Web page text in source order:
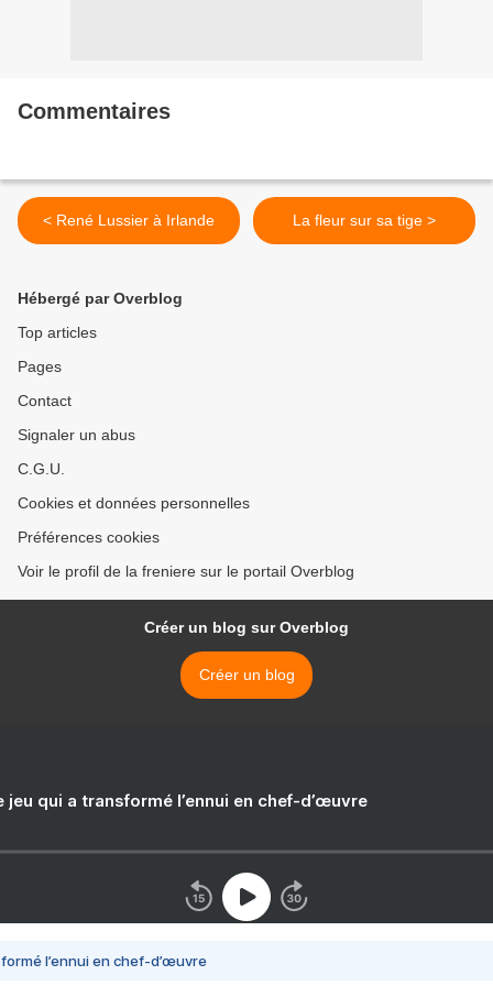
Commentaires
< René Lussier à Irlande La fleur sur sa tige >
Hébergé par Overblog
Top articles
Pages
Contact
Signaler un abus
C.G.U.
Cookies et données personnelles
Préférences cookies
Voir le profil de la freniere sur le portail Overblog
Créer un blog sur Overblog
Créer un blog
jeu qui a transformé l’ennui en chef-d’œuvre
l’ennui en chef-d’œuvre